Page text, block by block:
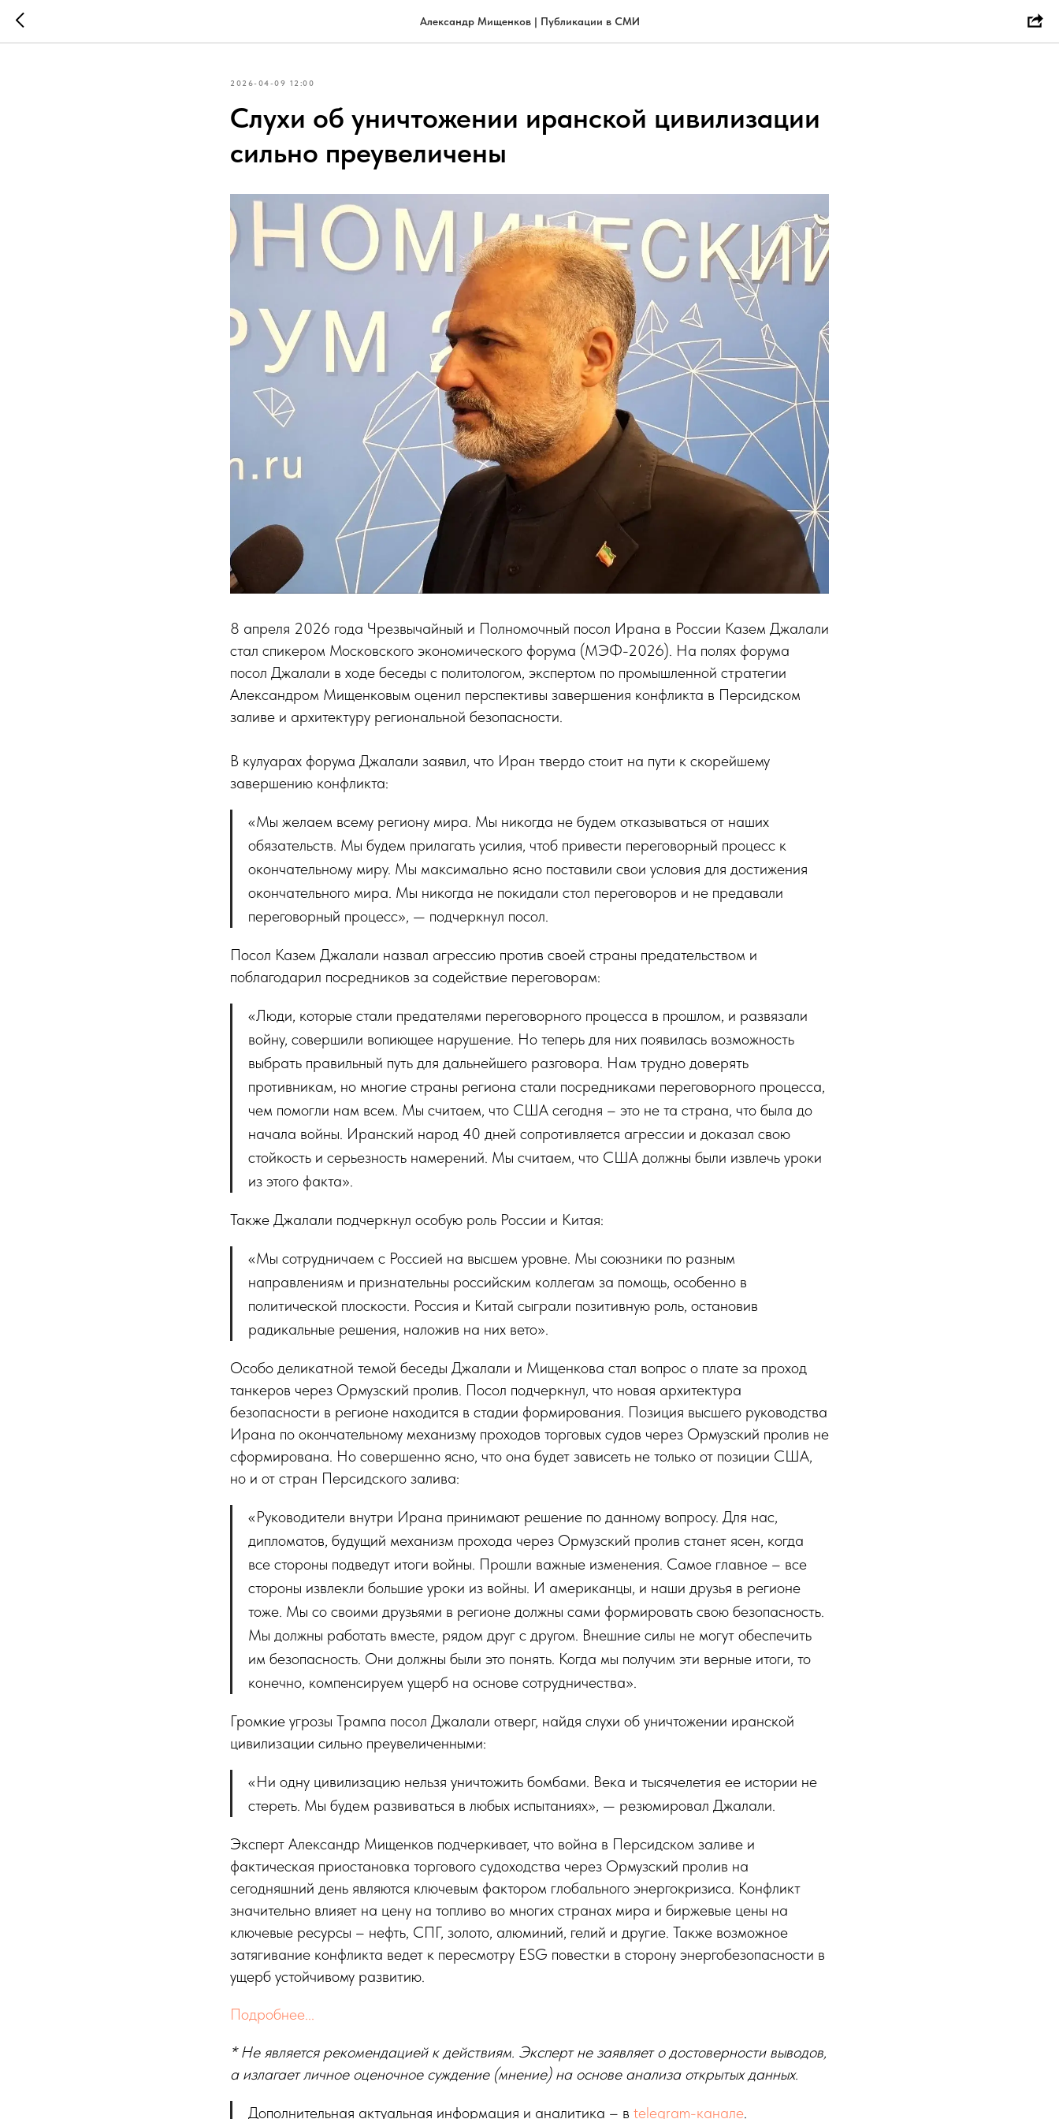
Александр Мищенков | Публикации в СМИ
2026-04-09 12:00
Слухи об уничтожении иранской цивилизации
сильно преувеличены
8 апреля 2026 года Чрезвычайный и Полномочный посол Ирана в России Казем Джалали
стал спикером Московского экономического форума (МЭФ-2026). На полях форума
посол Джалали в ходе беседы с политологом, экспертом по промышленной стратегии
Александром Мищенковым оценил перспективы завершения конфликта в Персидском
заливе и архитектуру региональной безопасности.
В кулуарах форума Джалали заявил, что Иран твердо стоит на пути к скорейшему
завершению конфликта:
«Мы желаем всему региону мира. Мы никогда не будем отказываться от наших
обязательств. Мы будем прилагать усилия, чтоб привести переговорный процесс к
окончательному миру. Мы максимально ясно поставили свои условия для достижения
окончательного мира. Мы никогда не покидали стол переговоров и не предавали
переговорный процесс», — подчеркнул посол.
Посол Казем Джалали назвал агрессию против своей страны предательством и
поблагодарил посредников за содействие переговорам:
«Люди, которые стали предателями переговорного процесса в прошлом, и развязали
войну, совершили вопиющее нарушение. Но теперь для них появилась возможность
выбрать правильный путь для дальнейшего разговора. Нам трудно доверять
противникам, но многие страны региона стали посредниками переговорного процесса,
чем помогли нам всем. Мы считаем, что США сегодня – это не та страна, что была до
начала войны. Иранский народ 40 дней сопротивляется агрессии и доказал свою
стойкость и серьезность намерений. Мы считаем, что США должны были извлечь уроки
из этого факта».
Также Джалали подчеркнул особую роль России и Китая:
«Мы сотрудничаем с Россией на высшем уровне. Мы союзники по разным
направлениям и признательны российским коллегам за помощь, особенно в
политической плоскости. Россия и Китай сыграли позитивную роль, остановив
радикальные решения, наложив на них вето».
Особо деликатной темой беседы Джалали и Мищенкова стал вопрос о плате за проход
танкеров через Ормузский пролив. Посол подчеркнул, что новая архитектура
безопасности в регионе находится в стадии формирования. Позиция высшего руководства
Ирана по окончательному механизму проходов торговых судов через Ормузский пролив не
сформирована. Но совершенно ясно, что она будет зависеть не только от позиции США,
но и от стран Персидского залива:
«Руководители внутри Ирана принимают решение по данному вопросу. Для нас,
дипломатов, будущий механизм прохода через Ормузский пролив станет ясен, когда
все стороны подведут итоги войны. Прошли важные изменения. Самое главное – все
стороны извлекли большие уроки из войны. И американцы, и наши друзья в регионе
тоже. Мы со своими друзьями в регионе должны сами формировать свою безопасность.
Мы должны работать вместе, рядом друг с другом. Внешние силы не могут обеспечить
им безопасность. Они должны были это понять. Когда мы получим эти верные итоги, то
конечно, компенсируем ущерб на основе сотрудничества».
Громкие угрозы Трампа посол Джалали отверг, найдя слухи об уничтожении иранской
цивилизации сильно преувеличенными:
«Ни одну цивилизацию нельзя уничтожить бомбами. Века и тысячелетия ее истории не
стереть. Мы будем развиваться в любых испытаниях», — резюмировал Джалали.
Эксперт Александр Мищенков подчеркивает, что война в Персидском заливе и
фактическая приостановка торгового судоходства через Ормузский пролив на
сегодняшний день являются ключевым фактором глобального энергокризиса. Конфликт
значительно влияет на цену на топливо во многих странах мира и биржевые цены на
ключевые ресурсы – нефть, СПГ, золото, алюминий, гелий и другие. Также возможное
затягивание конфликта ведет к пересмотру ESG повестки в сторону энергобезопасности в
ущерб устойчивому развитию.
Подробнее...
* Не является рекомендацией к действиям. Эксперт не заявляет о достоверности выводов,
а излагает личное оценочное суждение (мнение) на основе анализа открытых данных.
Дополнительная актуальная информация и аналитика – в telegram-канале.